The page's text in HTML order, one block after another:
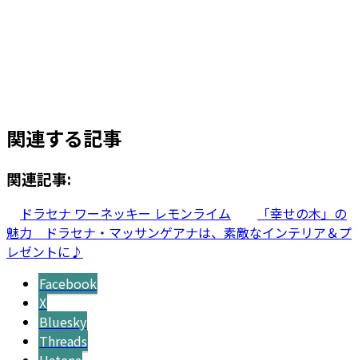
格
は
し
た。
で
す。
関連する記事
関連記事:
ドラセナ ワーネッキー レモンライム
「幸せの木」の
魅力 ドラセナ・マッサンゲアナは、素敵なインテリア＆プ
レゼントに♪
Facebook
X
Bluesky
Threads